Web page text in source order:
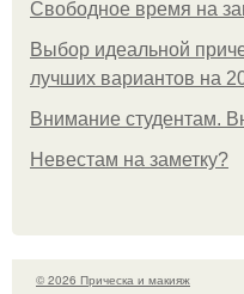
Свободное время на
Выбор идеальной
лучших вариантов на
Внимание студентам.
Невестам на заметку?
© 2026 Прическа и макияж